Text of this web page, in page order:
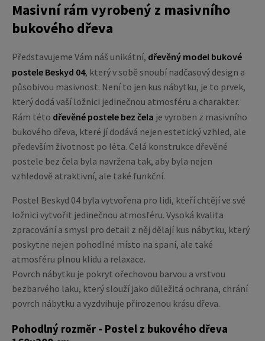
Masivní rám vyrobený z masivního
bukového dřeva
Představujeme Vám náš unikátní, dřevěný model bukové
postele Beskyd 04, který v sobě snoubí nadčasový design a
působivou masivnost. Není to jen kus nábytku, je to prvek,
který dodá vaší ložnici jedinečnou atmosféru a charakter.
Rám této dřevěné postele bez čela je vyroben z masivního
bukového dřeva, které jí dodává nejen estetický vzhled, ale
především životnost po léta. Celá konstrukce dřevěné
postele bez čela byla navržena tak, aby byla nejen
vzhledově atraktivní, ale také funkční.
Postel Beskyd 04 byla vytvořena pro lidi, kteří chtějí ve své
ložnici vytvořit jedinečnou atmosféru. Vysoká kvalita
zpracování a smysl pro detail z něj dělají kus nábytku, který
poskytne nejen pohodlné místo na spaní, ale také
atmosféru plnou klidu a relaxace.
Povrch nábytku je pokryt ořechovou barvou a vrstvou
bezbarvého laku, který slouží jako důležitá ochrana, chrání
povrch nábytku a vyzdvihuje přirozenou krásu dřeva.
Pohodlný rozměr - Postel z bukového dřeva